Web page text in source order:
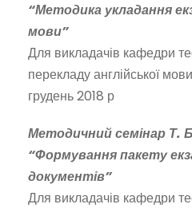
“Методика укладання
мови”
Для викладачів кафедри
перекладу англійської мови
грудень 2018 р
Методичний семінар Т.
“Формування пакету
документів”
Для викладачів кафедри